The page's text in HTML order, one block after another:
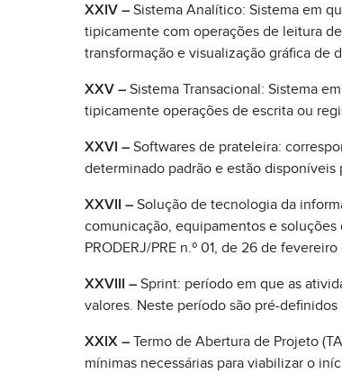
XXIV –Sistema Analítico: Sistema em
tipicamente com operações de leitura
transformação e visualização gráfica de
XXV –Sistema Transacional: Sistema
tipicamente operações de escrita ou
XXVI –Softwares de prateleira:
determinado padrão e estão disponíveis
XXVII –Solução de tecnologia da
comunicação, equipamentos e
PRODERJ/PRE n.º 01, de 26 de
XXVIII – Sprint: período em que as
valores. Neste período são pré-
XXIX – Termo de Abertura de Projeto
mínimas necessárias para viabilizar o